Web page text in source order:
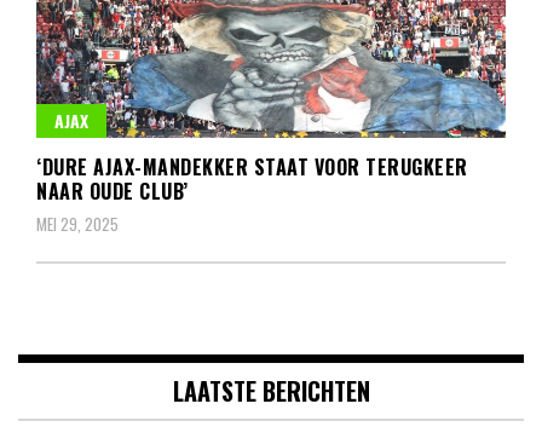
AJAX
‘DURE AJAX-MANDEKKER STAAT VOOR TERUGKEER
NAAR OUDE CLUB’
MEI 29, 2025
LAATSTE BERICHTEN